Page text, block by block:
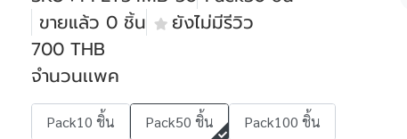
ขายแล้ว 0 ชิ้น
ยังไม่มีรีวิว
700 THB
จำนวนเเพค
Pack10 ชิ้น Pack50 ชิ้น Pack100 ชิ้น